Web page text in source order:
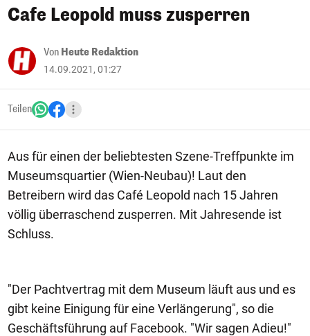
Cafe Leopold muss zusperren
Von Heute Redaktion
14.09.2021, 01:27
Teilen
Aus für einen der beliebtesten Szene-Treffpunkte im
Museumsquartier (Wien-Neubau)! Laut den
Betreibern wird das Café Leopold nach 15 Jahren
völlig überraschend zusperren. Mit Jahresende ist
Schluss.
"Der Pachtvertrag mit dem Museum läuft aus und es
gibt keine Einigung für eine Verlängerung", so die
Geschäftsführung auf Facebook. "Wir sagen Adieu!"